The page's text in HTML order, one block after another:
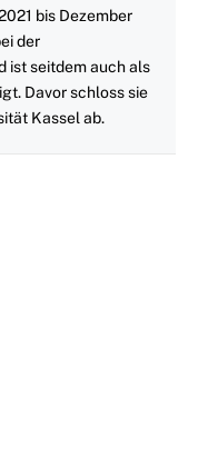
bis Dezember
der
ist seitdem auch als
Davor schloss sie
Kassel ab.